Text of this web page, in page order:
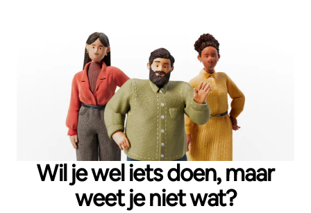
Wil je wel iets doen, maar
weet je niet wat?